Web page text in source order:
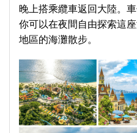
晚上搭乘纜車返回大陸。
你可以在夜間自由探索這
地區的海灘散步。